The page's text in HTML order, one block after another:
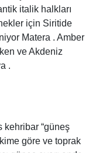
“güneş
göre ve toprak
güneş ayarı anda,
tarafından kapalı
üretilen” bir
Plinius (sucus
görüşler
ortaya çıkarır ilk